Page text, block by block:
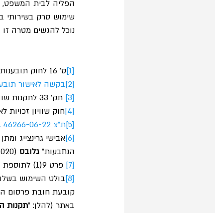
שימוש סרק בשירותי
נוכל להגשים מטרה
[1] ס׳ 16 לחוק תובענות ייצוגיות, התשס״ו-2006 (להלן: החוק).
[2]
בקשה לאישור תובענה
[3]
תק׳ 33 לתקנות שוויון זכויות לאנשים עם מוגבלות (התאמת נגישות לשירות), התשע״ג-2013.
[4]
חוק שוויון זכויות
[5] ת"צ 46266-06-22
[6]
אבישי גרינצייג
הנתבעות״ גלובס (18.06.2020) https://www.globes.co.il/news/article.aspx?did=1001332667.
[7]
פרט 9(1) לתוספת השניה לחוק.
[8]
באתר (להלן: ״תקנות